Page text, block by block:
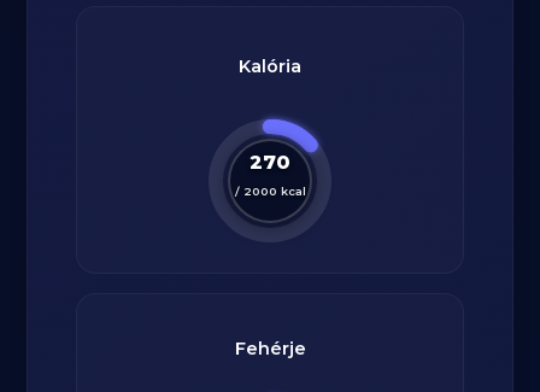
Kalória
270
/ 2000 kcal
Fehérje